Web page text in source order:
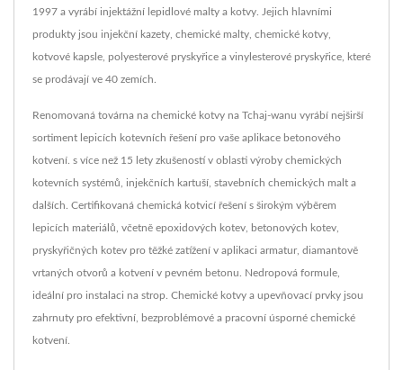
1997 a vyrábí injektážní lepidlové malty a kotvy. Jejich hlavními
produkty jsou injekční kazety, chemické malty, chemické kotvy,
kotvové kapsle, polyesterové pryskyřice a vinylesterové pryskyřice, které
se prodávají ve 40 zemích.
Renomovaná továrna na chemické kotvy na Tchaj-wanu vyrábí nejširší
sortiment lepicích kotevních řešení pro vaše aplikace betonového
kotvení. s více než 15 lety zkušeností v oblasti výroby chemických
kotevních systémů, injekčních kartuší, stavebních chemických malt a
dalších. Certifikovaná chemická kotvicí řešení s širokým výběrem
lepicích materiálů, včetně epoxidových kotev, betonových kotev,
pryskyřičných kotev pro těžké zatížení v aplikaci armatur, diamantově
vrtaných otvorů a kotvení v pevném betonu. Nedropová formule,
ideální pro instalaci na strop. Chemické kotvy a upevňovací prvky jsou
zahrnuty pro efektivní, bezproblémové a pracovní úsporné chemické
kotvení.